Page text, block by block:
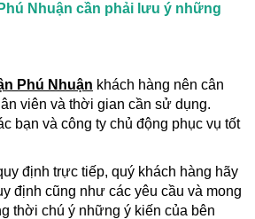
Nhuận cần phải lưu ý những
Phú Nhuận khách hàng nên cân
viên và thời gian cần sử dụng.
bạn và công ty chủ động phục vụ tốt
định trực tiếp, quý khách hàng hãy
định cũng như các yêu cầu và mong
thời chú ý những ý kiến của bên